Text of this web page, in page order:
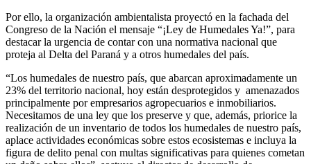
Por ello, la organización ambientalista proyectó en la fachada del
Congreso de la Nación el mensaje “¡Ley de Humedales Ya!”, para
destacar la urgencia de contar con una normativa nacional que
proteja al Delta del Paraná y a otros humedales del país.
“Los humedales de nuestro país, que abarcan aproximadamente un
23% del territorio nacional, hoy están desprotegidos y amenazados
principalmente por empresarios agropecuarios e inmobiliarios.
Necesitamos de una ley que los preserve y que, además, priorice la
realización de un inventario de todos los humedales de nuestro país,
aplace actividades económicas sobre estos ecosistemas e incluya la
figura de delito penal con multas significativas para quienes cometan